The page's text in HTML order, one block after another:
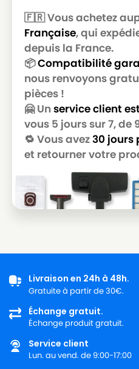
🇫🇷 Vous achetez
Française, qui
depuis la France.
📦Compatibilité
nous renvoyons
pièces !
🤗 Un service client
vous 5 jours sur 7, de
🔁 Vous avez30 jours
et retourner votre
Livraison en 24h à 48h.
Gratuite à partir de 30€.
Échange gratuit.
Échange produit gratuit.
Service client
Lun. au vend. de 9:00-17:00